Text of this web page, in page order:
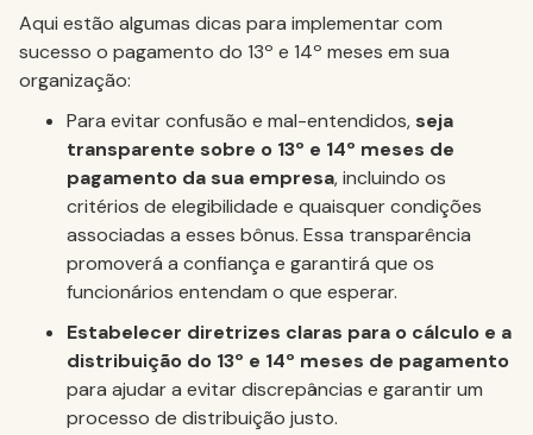
Aqui estão algumas dicas para implementar com
sucesso o pagamento do 13º e 14º meses em sua
organização:
Para evitar confusão e mal-entendidos, seja
transparente sobre o 13º e 14º meses de
pagamento da sua empresa, incluindo os
critérios de elegibilidade e quaisquer condições
associadas a esses bônus. Essa transparência
promoverá a confiança e garantirá que os
funcionários entendam o que esperar.
Estabelecer diretrizes claras para o cálculo e a
distribuição do 13º e 14º meses de pagamento
para ajudar a evitar discrepâncias e garantir um
processo de distribuição justo.